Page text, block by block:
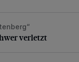
verletzt
verletzt